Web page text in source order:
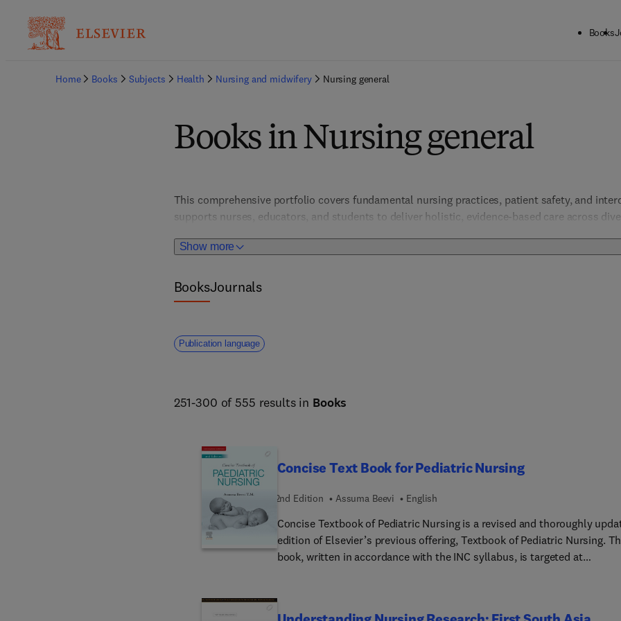
Books
Home Books Subjects Health Nursing and midwifery Nursing general
Books in Nursing general
Show more
This comprehensive portfolio covers fundamental nursing practices, patient safety, and
supports nurses, educators, and students to deliver holistic, evidence-based care across
BooksJournals
Publication language
251-300 of 555 results in Books
Concise Text Book for Pediatric Nursing
2nd Edition Assuma Beevi English
Concise Textbook of Pediatric Nursing is a revised and thoroughly
edition of Elsevier’s previous offering, Textbook of Pediatric Nursing.
book, written in accordance with the INC syllabus, is targeted at
prevention and nursing management of common health problems of